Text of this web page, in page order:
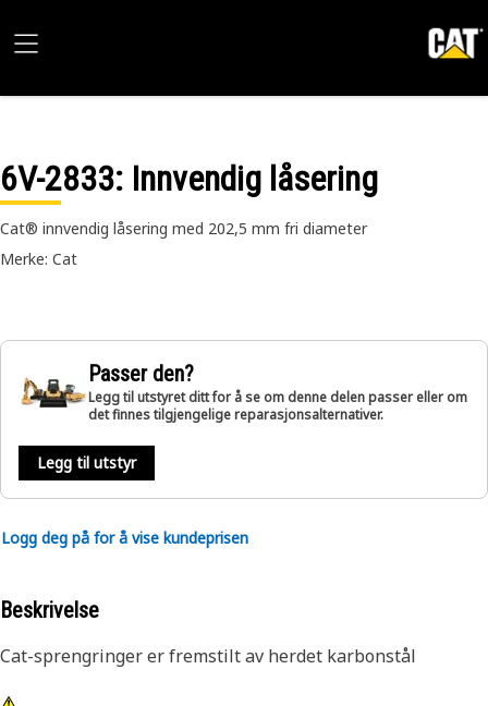
6V-2833: Innvendig låsering
Cat® innvendig låsering med 202,5 mm fri diameter
Merke: Cat
Passer den?
Legg til utstyret ditt for å se om denne delen passer eller om
det finnes tilgjengelige reparasjonsalternativer.
Legg til utstyr
Logg deg på for å vise kundeprisen
Beskrivelse
Cat-sprengringer er fremstilt av herdet karbonstål